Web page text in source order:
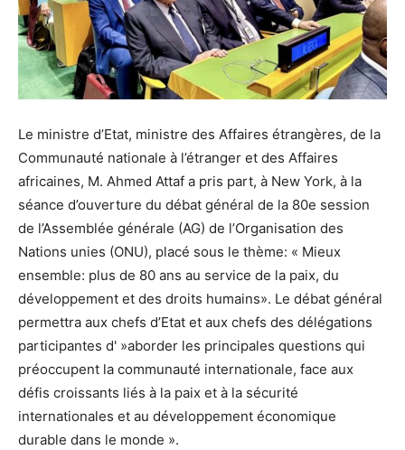
Le ministre d’Etat, ministre des Affaires étrangères, de la
Communauté nationale à l’étranger et des Affaires
africaines, M. Ahmed Attaf a pris part, à New York, à la
séance d’ouverture du débat général de la 80e session
de l’Assemblée générale (AG) de l’Organisation des
Nations unies (ONU), placé sous le thème: « Mieux
ensemble: plus de 80 ans au service de la paix, du
développement et des droits humains». Le débat général
permettra aux chefs d’Etat et aux chefs des délégations
participantes d' »aborder les principales questions qui
préoccupent la communauté internationale, face aux
défis croissants liés à la paix et à la sécurité
internationales et au développement économique
durable dans le monde ».